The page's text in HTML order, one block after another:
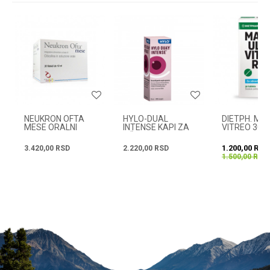
Radno vreme
Svakog radnog dana od
08h do 16h
Poruka
NEUKRON OFTA
MESE ORALNI
10ML
3.420,00 RSD
HYLO-DUAL
INTENSE KAPI ZA
2.220,00 RSD
DIETPH.
VITREO
1.200,00 RSD
1.500,00RSD